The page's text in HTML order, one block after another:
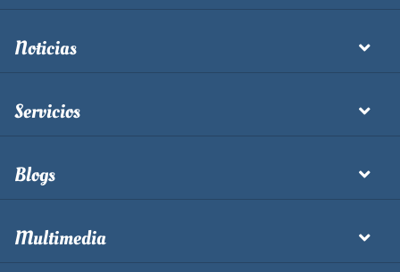
Noticias
Servicios
Blogs
Multimedia